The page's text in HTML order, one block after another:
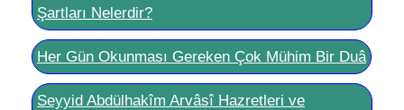
Şartları Nelerdir?
Her Gün Okunması Gereken Çok Mühim Bir Duâ
Seyyid Abdülhakîm Arvâsî Hazretleri ve